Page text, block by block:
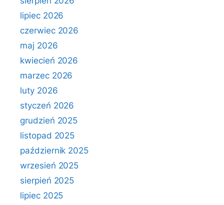
lipiec 2026
czerwiec 2026
maj 2026
kwiecień 2026
marzec 2026
luty 2026
styczeń 2026
grudzień 2025
listopad 2025
październik 2025
wrzesień 2025
sierpień 2025
lipiec 2025